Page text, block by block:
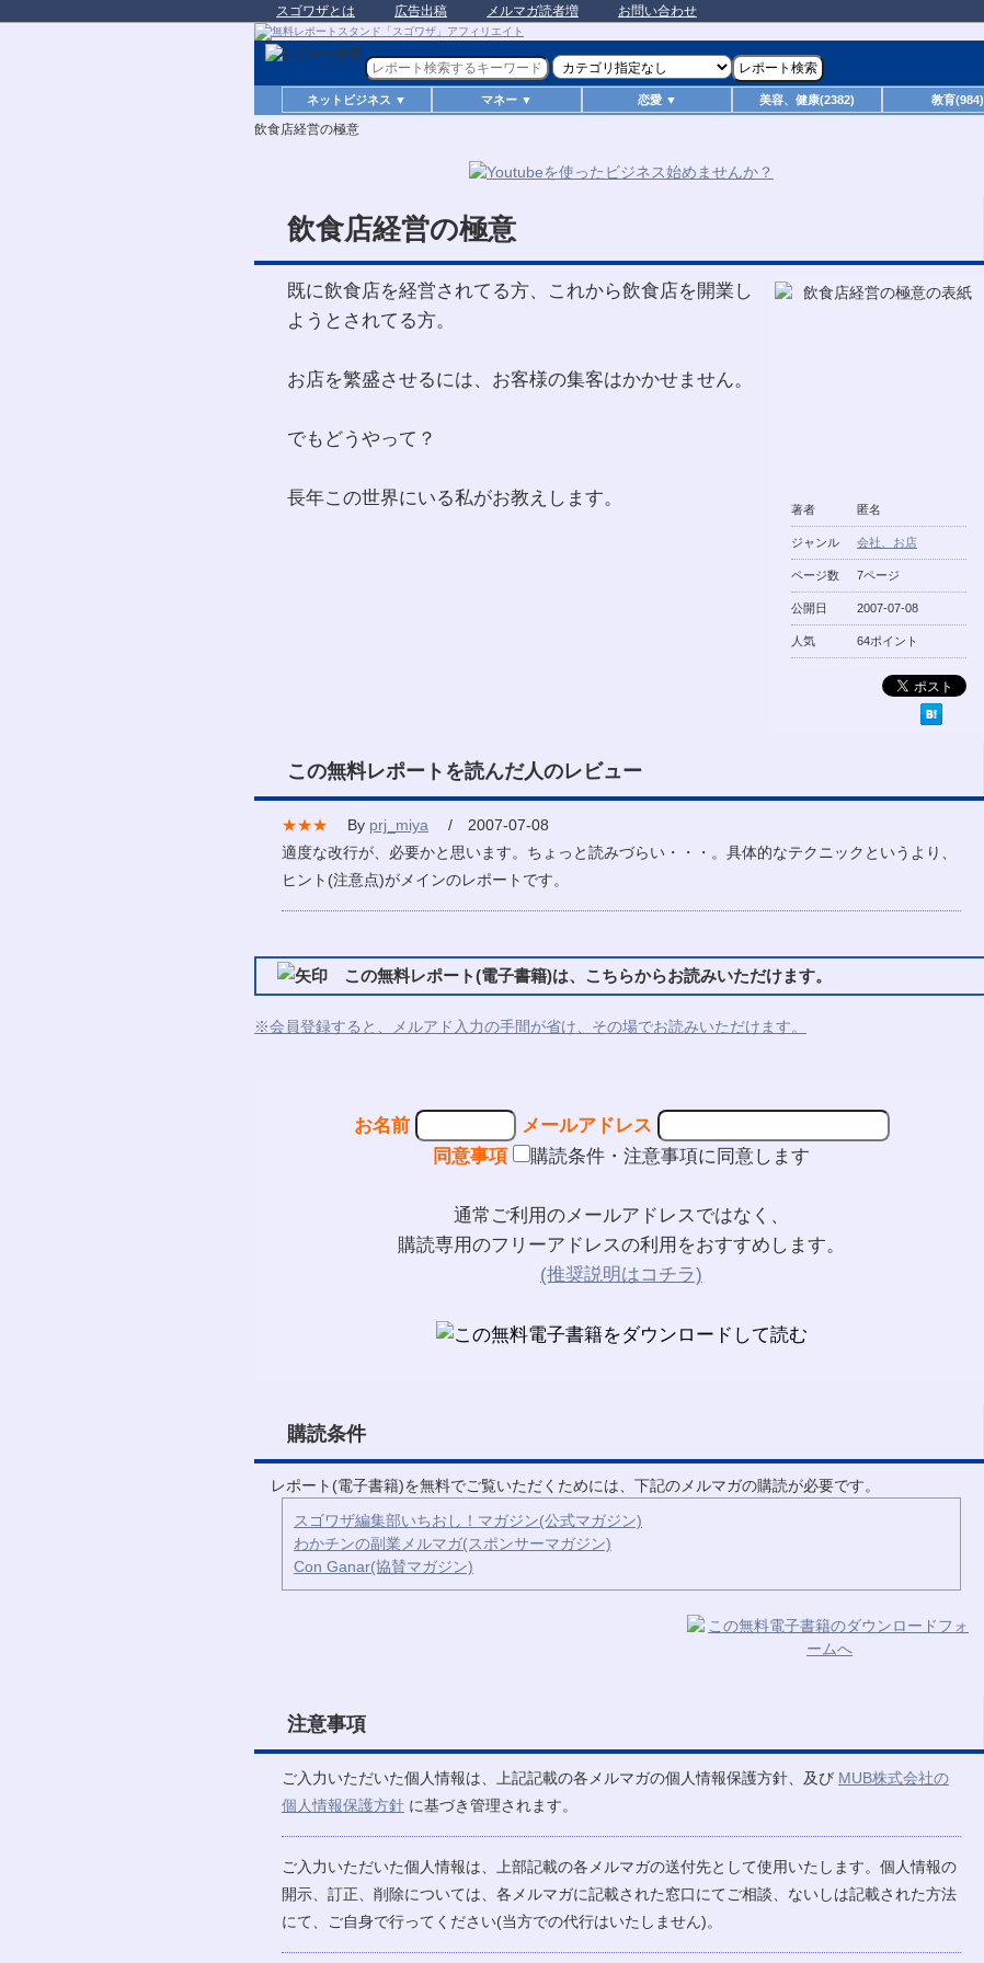
スゴワザとは 広告出稿 メルマガ読者増 お問い合わせ
ネットビジネス ▼ マネー ▼ 恋愛 ▼ 美容、健康(2382) 教育(984)
飲食店経営の極意
飲食店経営の極意
著者 匿名
ジャンル 会社、お店
ページ数 7ページ
公開日 2007-07-08
人気 64ポイント
既に飲食店を経営されてる方、これから飲食店を開業し
ようとされてる方。
お店を繁盛させるには、お客様の集客はかかせません。
でもどうやって？
長年この世界にいる私がお教えします。
この無料レポートを読んだ人のレビュー
★★★ By prj_miya / 2007-07-08
適度な改行が、必要かと思います。ちょっと読みづらい・・・。具体的なテクニックというより、
ヒント(注意点)がメインのレポートです。
この無料レポート(電子書籍)は、こちらからお読みいただけます。
※会員登録すると、メルアド入力の手間が省け、その場でお読みいただけます。
お名前
メールアドレス
同意事項
購読条件・注意事項に同意します
通常ご利用のメールアドレスではなく、
購読専用のフリーアドレスの利用をおすすめします。
(推奨説明はコチラ)
購読条件
レポート(電子書籍)を無料でご覧いただくためには、下記のメルマガの購読が必要です。
スゴワザ編集部いちおし！マガジン(公式マガジン)
わかチンの副業メルマガ(スポンサーマガジン)
Con Ganar(協賛マガジン)
注意事項
ご入力いただいた個人情報は、上記記載の各メルマガの個人情報保護方針、及び MUB株式会社の
個人情報保護方針 に基づき管理されます。
ご入力いただいた個人情報は、上部記載の各メルマガの送付先として使用いたします。個人情報の
開示、訂正、削除については、各メルマガに記載された窓口にてご相談、ないしは記載された方法
にて、ご自身で行ってください(当方での代行はいたしません)。